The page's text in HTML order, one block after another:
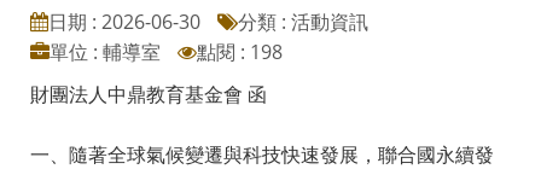
日期 : 2026-06-30
分類 : 活動資訊
單位 : 輔導室
點閱 : 198
財團法人中鼎教育基金會 函
一、隨著全球氣候變遷與科技快速發展，聯合國永續發